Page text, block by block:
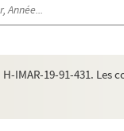
H-IMAR-19-91-431. Les
H-IMAR-19-88-409. Les